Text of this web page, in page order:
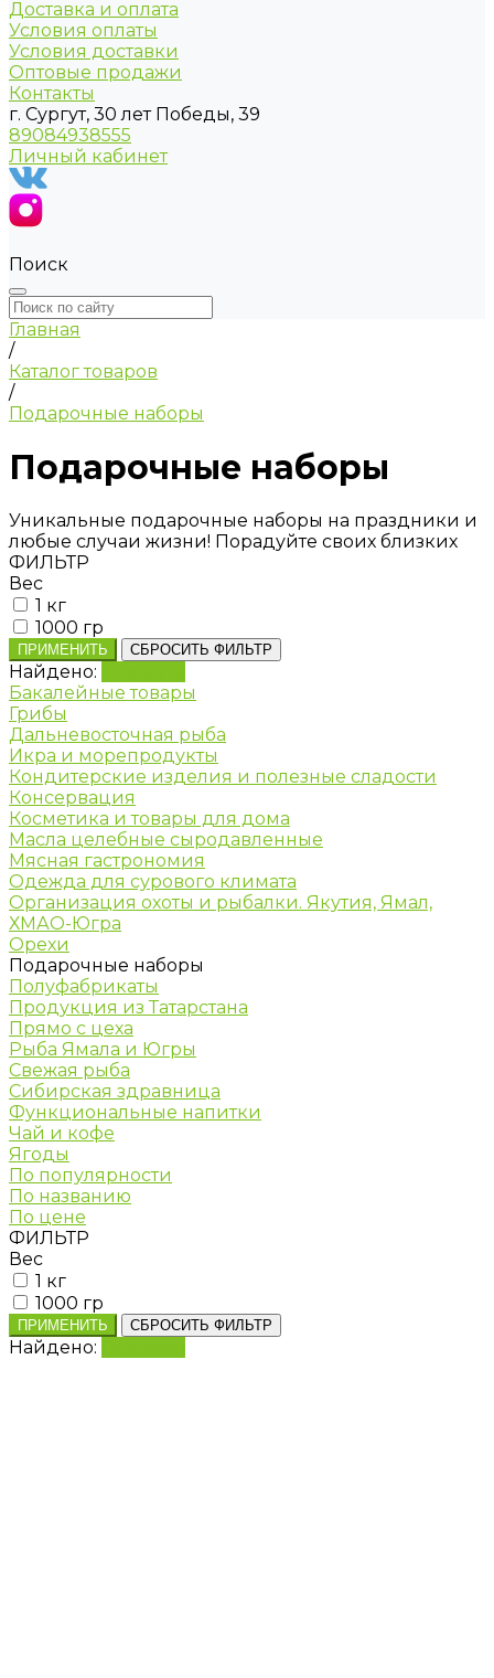
Доставка и оплата
Условия оплаты
Условия доставки
Оптовые продажи
Контакты
г. Сургут, 30 лет Победы, 39
89084938555
Личный кабинет
Поиск
Главная
/
Каталог товаров
/
Подарочные наборы
Подарочные наборы
Уникальные подарочные наборы на праздники и
любые случаи жизни! Порадуйте своих близких
ФИЛЬТР
Вес
1 кг
1000 гр
ПРИМЕНИТЬ СБРОСИТЬ ФИЛЬТР
Найдено:
Бакалейные товары
Грибы
Дальневосточная рыба
Икра и морепродукты
Кондитерские изделия и полезные сладости
Консервация
Косметика и товары для дома
Масла целебные сыродавленные
Мясная гастрономия
Одежда для сурового климата
Организация охоты и рыбалки. Якутия, Ямал,
ХМАО-Югра
Орехи
Подарочные наборы
Полуфабрикаты
Продукция из Татарстана
Прямо с цеха
Рыба Ямала и Югры
Свежая рыба
Сибирская здравница
Функциональные напитки
Чай и кофе
Ягоды
По популярности
По названию
По цене
ФИЛЬТР
Вес
1 кг
1000 гр
ПРИМЕНИТЬ СБРОСИТЬ ФИЛЬТР
Найдено: